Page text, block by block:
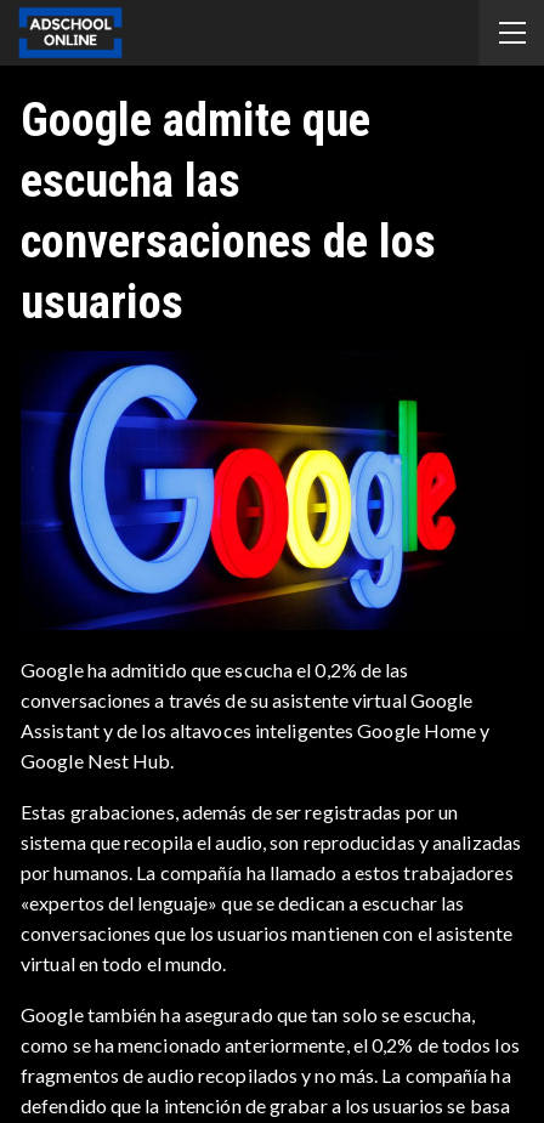
Google admite que
escucha las
conversaciones de los
usuarios
Google ha admitido que escucha el 0,2% de las
conversaciones a través de su asistente virtual Google
Assistant y de los altavoces inteligentes Google Home y
Google Nest Hub.
Estas grabaciones, además de ser registradas por un
sistema que recopila el audio, son reproducidas y analizadas
por humanos. La compañía ha llamado a estos trabajadores
«expertos del lenguaje» que se dedican a escuchar las
conversaciones que los usuarios mantienen con el asistente
virtual en todo el mundo.
Google también ha asegurado que tan solo se escucha,
como se ha mencionado anteriormente, el 0,2% de todos los
fragmentos de audio recopilados y no más. La compañía ha
defendido que la intención de grabar a los usuarios se basa